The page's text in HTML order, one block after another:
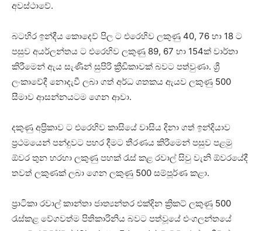
අවස්ථාවේ.
බටහිර ඉන්දීය කොදෙව් පිල ට එරෙහිව ලකුණු 40, 76 හා 18 ට
පසුව අයර්ලන්තය ට එරෙහිව ලකුණු 89, 67 හා 154ක් වාර්තා
කිරීමෙන් ඇය සැණින් සුපිරි ක්‍රීඩිකාවක් බවට පත්වුණා. ශ්‍රී
ලංකාවේදී නොදැවී ලබා ගත් අර්ධ ශතකය ඇයව ලකුණු 500
සීමාව ආසන්නයටම ගෙන ආවා.
දකුණු අප්‍රිකාව ට එරෙහිව කාසියේ වාසිය දිනා ගත් ඉන්දියාව
ප්‍රථමයෙන් පන්දුවට පහර දීමට තීරණය කිරීමෙන් පසුව පළමු
ඕවර තුන හරහා ලකුණු පහක් රැස් කළ රවාල් සිවු වැනි ඕවරයේදී
තවත් ලකුණක් ලබා ගෙන ලකුණු 500 සම්පූර්ණ කළා.
ප්‍රාටිකා රවාල් කාන්තා ජාත්‍යන්තර එක්දින ක්‍රිකට් ලකුණු 500
රැස්කළ වේගවත්ම පිතිකාරිනිය බවට පත්වූයේ එංගලන්තයේ